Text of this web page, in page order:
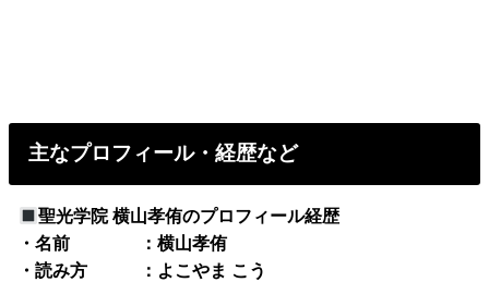
主なプロフィール・経歴など
聖光学院 横山孝侑のプロフィール経歴
・名前 ：横山孝侑
・読み方 ：よこやま こう